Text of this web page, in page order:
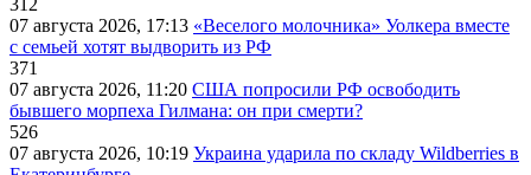
07 августа 2026, 17:13 «Веселого молочника» Уолкера вместе
с семьей хотят выдворить из РФ
371
07 августа 2026, 11:20 США попросили РФ освободить
бывшего морпеха Гилмана: он при смерти?
526
07 августа 2026, 10:19 Украина ударила по складу Wildberries в